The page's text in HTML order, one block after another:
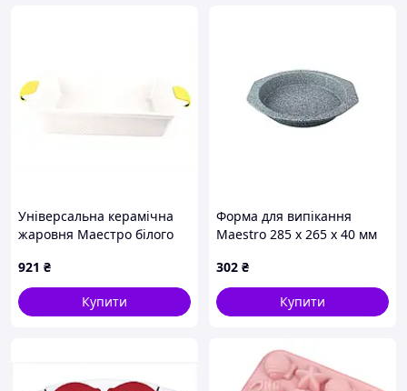
Універсальна керамічна
жаровня Маестро білого
921 ₴
Купити
Форма для випікання
Maestro 285 х 265 х 40 мм
302 ₴
Купити